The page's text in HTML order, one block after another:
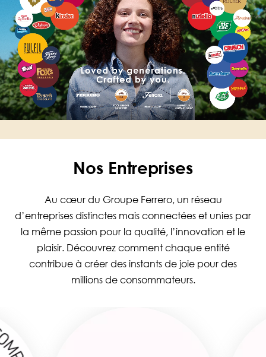
Nos Entreprises
Au cœur du Groupe Ferrero, un réseau
d’entreprises distinctes mais connectées et unies par
la même passion pour la qualité, l’innovation et le
plaisir. Découvrez comment chaque entité
contribue à créer des instants de joie pour des
millions de consommateurs.